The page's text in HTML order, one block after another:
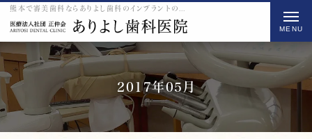
2017年05月
t
o
g
l